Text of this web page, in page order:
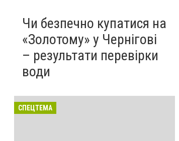
Чи безпечно купатися на
«Золотому» у Чернігові
– результати перевірки
води
СПЕЦТЕМА